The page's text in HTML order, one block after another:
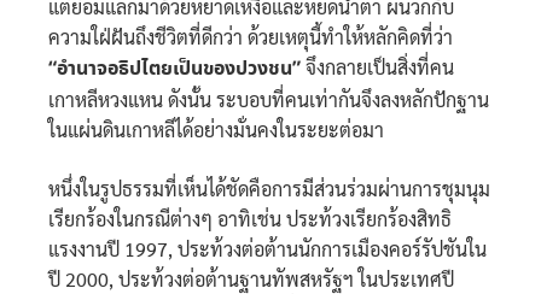
แต่ย่อมแลกมาด้วยหยาดเหงื่อและหยดน้ำตา ผนวกกับ
ความใฝ่ฝันถึงชีวิตที่ดีกว่า ด้วยเหตุนี้ทำให้หลักคิดที่ว่า
“อำนาจอธิปไตยเป็นของปวงชน”จึงกลายเป็นสิ่งที่คน
เกาหลีหวงแหน ดังนั้น ระบอบที่คนเท่ากันจึงลงหลักปักฐาน
ในแผ่นดินเกาหลีได้อย่างมั่นคงในระยะต่อมา
หนึ่งในรูปธรรมที่เห็นได้ชัดคือการมีส่วนร่วมผ่านการชุมนุม
เรียกร้องในกรณีต่างๆ อาทิเช่น ประท้วงเรียกร้องสิทธิ
แรงงานปี 1997, ประท้วงต่อต้านนักการเมืองคอร์รัปชันใน
ปี 2000, ประท้วงต่อต้านฐานทัพสหรัฐฯ ในประเทศปี